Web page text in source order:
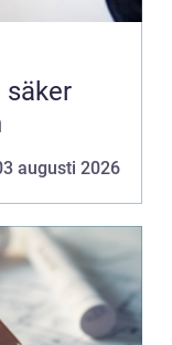
säker
augusti 2026